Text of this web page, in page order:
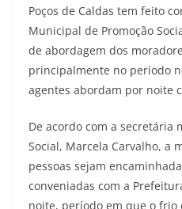
Poços de Caldas tem feito
Municipal de Promoção
de abordagem dos
principalmente no período
agentes abordam por noite
De acordo com a secretária
Social, Marcela Carvalho, a
pessoas sejam
conveniadas com a
noite, período em que o frio